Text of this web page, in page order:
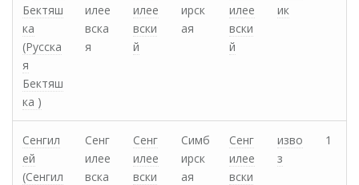
Бектяш
ка
(Русска
я
Бектяш
ка )
илее
вска
я
илее
вски
й
ирск
ая
илее
вски
й
ик
Сенгил
ей
(Сенгил
Сенг
илее
вска
Сенг
илее
вски
Симб
ирск
ая
Сенг
илее
вски
изво
з
1